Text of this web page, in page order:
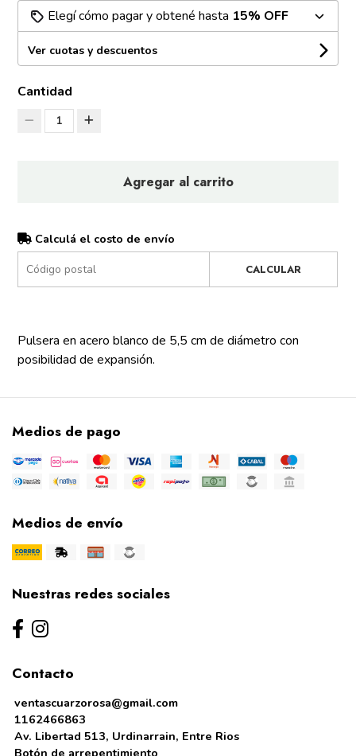
Elegí cómo pagar y obtené hasta 15% OFF
Ver cuotas y descuentos
Cantidad
1
Agregar al carrito
Calculá el costo de envío
CALCULAR
Pulsera en acero blanco de 5,5 cm de diámetro con
posibilidad de expansión.
Medios de pago
Medios de envío
Nuestras redes sociales
Contacto
ventascuarzorosa@gmail.com
1162466863
Av. Libertad 513, Urdinarrain, Entre Rios